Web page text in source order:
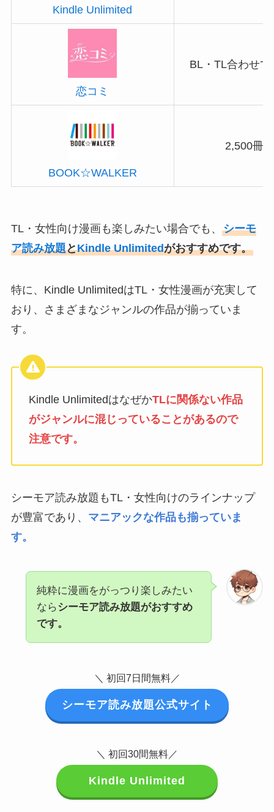
Kindle Unlimited
恋コミ
BL・TL合わせ
BOOK☆WALKER
2,500冊
TL・女性向け漫画も楽しみたい場合でも、 シーモ
ア読み放題とKindle Unlimitedがおすすめです。
特に、Kindle UnlimitedはTL・女性漫画が充実して
おり、さまざまなジャンルの作品が揃っていま
す。
Kindle UnlimitedはなぜかTLに関係ない作品
がジャンルに混じっていることがあるので
注意です。
シーモア読み放題もTL・女性向けのラインナップ
が豊富であり、 マニアックな作品も揃っていま
す。
純粋に漫画をがっつり楽しみたい
ならシーモア読み放題がおすすめ
です。
＼ 初回7日間無料／
シーモア読み放題公式サイト
＼ 初回30間無料／
Kindle Unlimited